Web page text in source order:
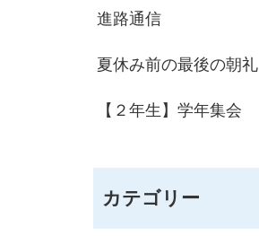
進路通信
夏休み前の最後の朝礼
【２年生】学年集会
カテゴリー